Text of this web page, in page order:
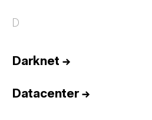
D
Darknet →
Datacenter→